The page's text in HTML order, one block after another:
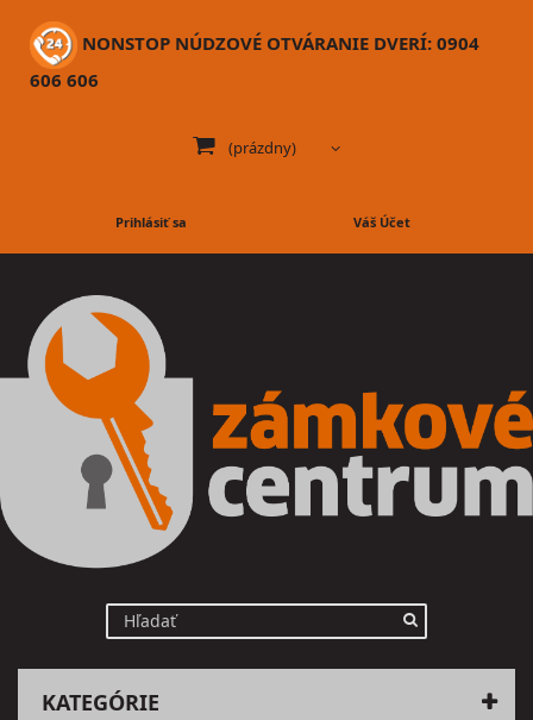
NONSTOP NÚDZOVÉ OTVÁRANIE DVERÍ: 0904
606 606
(prázdny)
Prihlásiť sa Váš Účet
KATEGÓRIE